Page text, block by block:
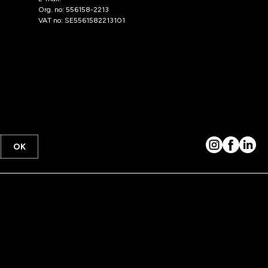
Org. no: 556158-2213
VAT no: SE5561582213101
OK